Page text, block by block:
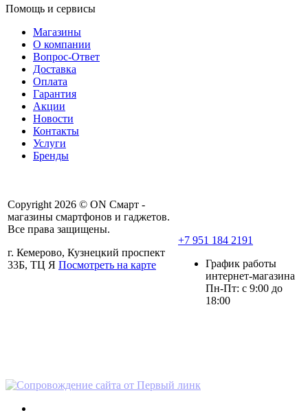
Помощь и сервисы
Магазины
О компании
Вопрос-Ответ
Доставка
Оплата
Гарантия
Акции
Новости
Контакты
Услуги
Бренды
Copyright 2026 © ON Смарт -
магазины смартфонов и гаджетов.
Все права защищены.
г. Кемерово, Кузнецкий проспект
33Б, ТЦ Я Посмотреть на карте
+7 951 184 2191
График работы
интернет-магазина
Пн-Пт: с 9:00 до
18:00